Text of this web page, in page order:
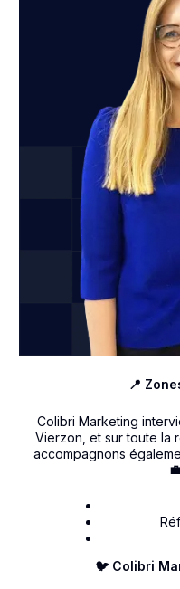
🐦 Colibri
📍
Colibri Marketing
Vierzon, et sur toute la
accompagnons